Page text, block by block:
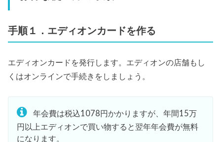
手順１．エディオンカードを作る
エディオンカードを発行します。エディオンの店舗もし
くはオンラインで手続きをしましょう。
年会費は税込1078円かかりますが、年間15万
円以上エディオンで買い物すると翌年年会費が無料
になります。